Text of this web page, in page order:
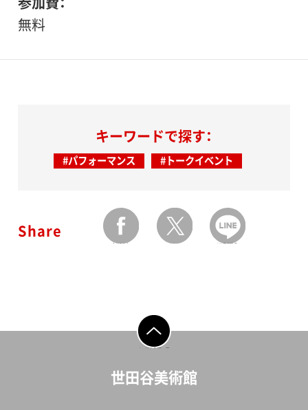
参加費
無料
キーワードで探す：
#パフォーマンス #トークイベント
Share
facebook twitter LINEで送る
ページの先頭へ戻
世田谷美術館